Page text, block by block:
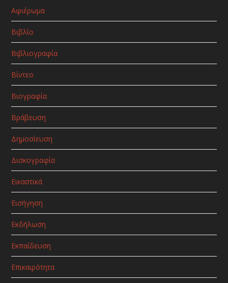
Αφιέρωμα
Βιβλίο
Βιβλιογραφία
Βίντεο
Βιογραφία
Βράβευση
Δημοσίευση
Δισκογραφία
Εικαστικά
Εισήγηση
Εκδήλωση
Εκπαίδευση
Επικαιρότητα